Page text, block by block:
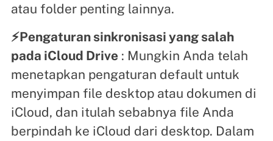
atau folder penting lainnya.
⚡Pengaturan sinkronisasi yang salah
pada iCloud Drive : Mungkin Anda telah
menetapkan pengaturan default untuk
menyimpan file desktop atau dokumen di
iCloud, dan itulah sebabnya file Anda
berpindah ke iCloud dari desktop. Dalam